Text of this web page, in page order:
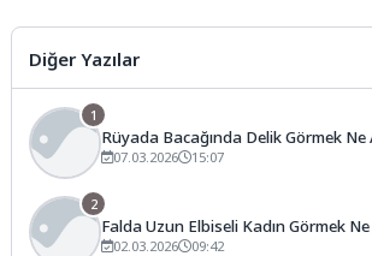
beklediği yanıtların ve hayatındaki
bilgi...
Diğer Yazılar
1
Rüyada Bacağında Delik Görmek Ne
07.03.2026 15:07
2
Falda Uzun Elbiseli Kadın Görmek
02.03.2026 09:42